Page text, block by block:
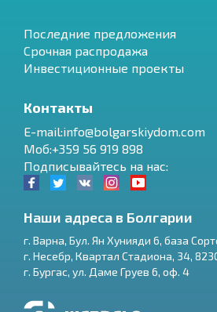
Последние предложения
Срочная распродажа
Инвестиционные проекты
Контакты
E-mail:info@bolgarskiydom.com
Моб:+359 56 919 898
Подписывайтесь на нас:
Наши адреса в Болгарии
г. Варна, Бул. Ян Хунияди 6, база
г. Несебр, Квартал Стадиона, 34,
г. Бургас, ул. Даме Груев 6, оф. 4